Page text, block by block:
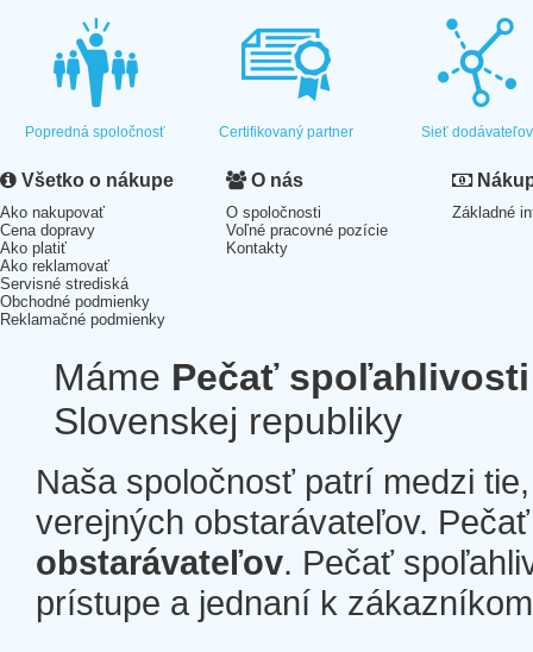
Popredná spoločnosť Certifikovaný partner Sieť dodávateľov
Všetko o nákupe
Ako nakupovať
Cena dopravy
Ako platiť
Ako reklamovať
Servisné strediská
Obchodné podmienky
Reklamačné podmienky
O nás
O spoločnosti
Voľné pracovné pozície
Kontakty
Základné
Máme Pečať spoľahlivosti
Slovenskej republiky
Naša spoločnosť patrí medzi
verejných obstarávateľov.
obstarávateľov. Pečať
prístupe a jednaní k